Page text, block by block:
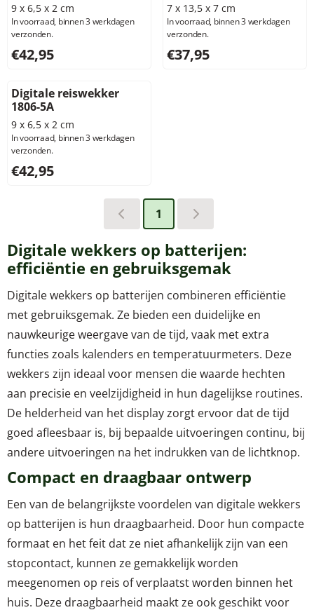
9 x 6,5 x 2 cm
In voorraad, binnen 3 werkdagen
verzonden.
Prijs: 42,95, exclusief btw: 35,50
€42,95
7 x 13,5 x 7 cm
In voorraad, binnen 3 werkdagen
verzonden.
Prijs: 37,95, exclusief btw:
€37,95
Digitale reiswekker
1806-5A
9 x 6,5 x 2 cm
In voorraad, binnen 3 werkdagen
verzonden.
Prijs: 42,95, exclusief btw: 35,50
€42,95
1
Digitale wekkers op batterijen:
efficiëntie en gebruiksgemak
Digitale wekkers op batterijen combineren efficiëntie
met gebruiksgemak. Ze bieden een duidelijke en
nauwkeurige weergave van de tijd, vaak met extra
functies zoals kalenders en temperatuurmeters. Deze
wekkers zijn ideaal voor mensen die waarde hechten
aan precisie en veelzijdigheid in hun dagelijkse routines.
De helderheid van het display zorgt ervoor dat de tijd
goed afleesbaar is, bij bepaalde uitvoeringen continu, bij
andere uitvoeringen na het indrukken van de lichtknop.
Compact en draagbaar ontwerp
Een van de belangrijkste voordelen van digitale wekkers
op batterijen is hun draagbaarheid. Door hun compacte
formaat en het feit dat ze niet afhankelijk zijn van een
stopcontact, kunnen ze gemakkelijk worden
meegenomen op reis of verplaatst worden binnen het
huis. Deze draagbaarheid maakt ze ook geschikt voor